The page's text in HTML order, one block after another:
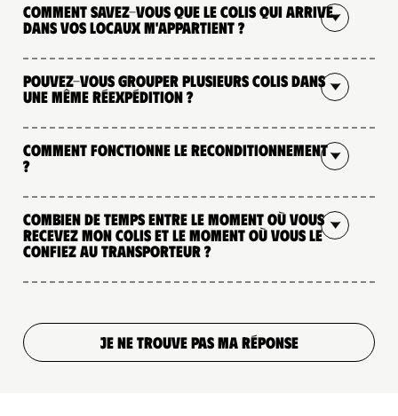
Comment savez-vous que le colis qui arrive
dans vos locaux m'appartient ?
Pouvez-vous grouper plusieurs colis dans
une même réexpédition ?
Comment fonctionne le reconditionnement
?
Combien de temps entre le moment où vous
recevez mon colis et le moment où vous le
confiez au transporteur ?
JE NE TROUVE PAS MA RÉPONSE